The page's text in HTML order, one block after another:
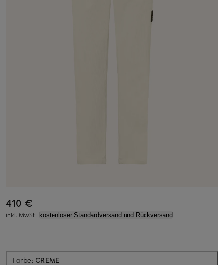
410 €
inkl. MwSt., kostenloser Standardversand und Rückversand
Farbe:CREME